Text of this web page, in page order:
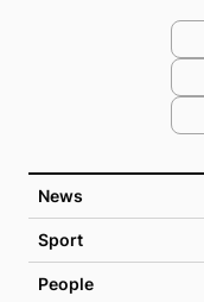
News
Sport
People